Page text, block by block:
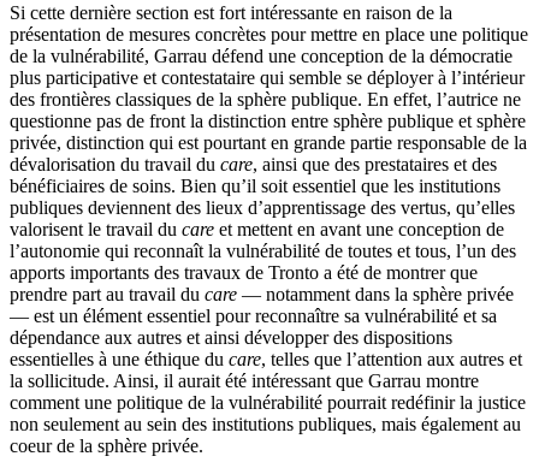
Si cette dernière section est fort intéressante en raison de la
présentation de mesures concrètes pour mettre en place une politique
de la vulnérabilité, Garrau défend une conception de la démocratie
plus participative et contestataire qui semble se déployer à l’intérieur
des frontières classiques de la sphère publique. En effet, l’autrice ne
questionne pas de front la distinction entre sphère publique et sphère
privée, distinction qui est pourtant en grande partie responsable de la
dévalorisation du travail du care, ainsi que des prestataires et des
bénéficiaires de soins. Bien qu’il soit essentiel que les institutions
publiques deviennent des lieux d’apprentissage des vertus, qu’elles
valorisent le travail du care et mettent en avant une conception de
l’autonomie qui reconnaît la vulnérabilité de toutes et tous, l’un des
apports importants des travaux de Tronto a été de montrer que
prendre part au travail du care — notamment dans la sphère privée
— est un élément essentiel pour reconnaître sa vulnérabilité et sa
dépendance aux autres et ainsi développer des dispositions
essentielles à une éthique du care, telles que l’attention aux autres et
la sollicitude. Ainsi, il aurait été intéressant que Garrau montre
comment une politique de la vulnérabilité pourrait redéfinir la justice
non seulement au sein des institutions publiques, mais également au
coeur de la sphère privée.